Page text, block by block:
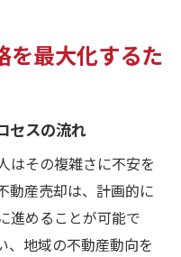
のアフターサービ
を最大化するた
セスの流れ
はその複雑さに不安を
動産売却は、計画的に
進めることが可能で
、地域の不動産動向を